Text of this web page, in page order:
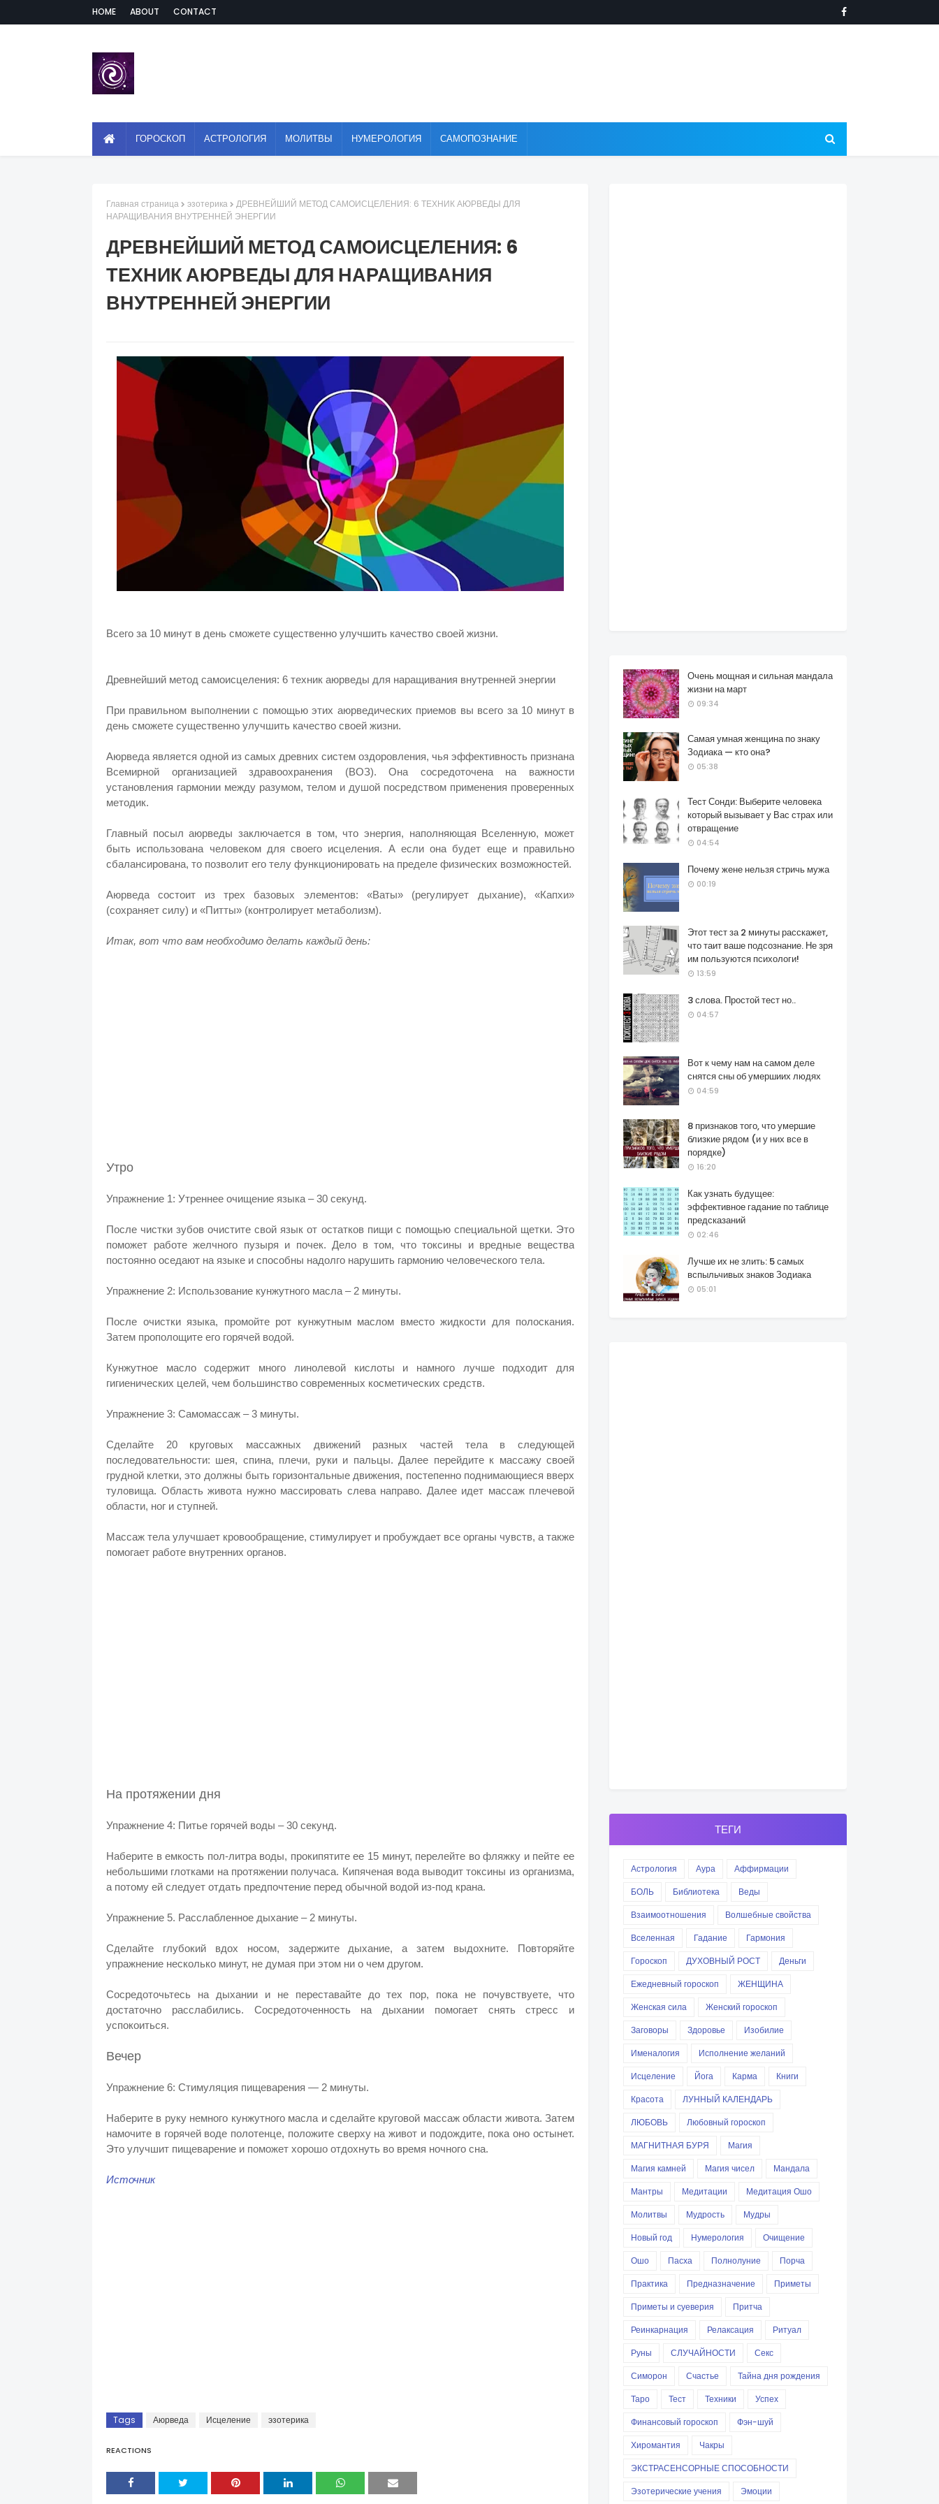
HOME ABOUT CONTACT
ГОРОСКОП АСТРОЛОГИЯ МОЛИТВЫ НУМЕРОЛОГИЯ САМОПОЗНАНИЕ
Главная страница эзотерика
ДРЕВНЕЙШИЙ МЕТОД САМОИСЦЕЛЕНИЯ: 6 ТЕХНИК АЮРВЕДЫ ДЛЯ
НАРАЩИВАНИЯ ВНУТРЕННЕЙ ЭНЕРГИИ
ДРЕВНЕЙШИЙ МЕТОД САМОИСЦЕЛЕНИЯ: 6
ТЕХНИК АЮРВЕДЫ ДЛЯ НАРАЩИВАНИЯ
ВНУТРЕННЕЙ ЭНЕРГИИ
Всего за 10 минут в день сможете существенно улучшить качество своей жизни.
Древнейший метод самоисцеления: 6 техник аюрведы для наращивания внутренней энергии
При правильном выполнении с помощью этих аюрведических приемов вы всего за 10 минут в
день сможете существенно улучшить качество своей жизни.
Аюрведа является одной из самых древних систем оздоровления, чья эффективность признана
Всемирной организацией здравоохранения (ВОЗ). Она сосредоточена на важности
установления гармонии между разумом, телом и душой посредством применения проверенных
методик.
Главный посыл аюрведы заключается в том, что энергия, наполняющая Вселенную, может
быть использована человеком для своего исцеления. А если она будет еще и правильно
сбалансирована, то позволит его телу функционировать на пределе физических возможностей.
Аюрведа состоит из трех базовых элементов: «Ваты» (регулирует дыхание), «Капхи»
(сохраняет силу) и «Питты» (контролирует метаболизм).
Итак, вот что вам необходимо делать каждый день:
Утро
Упражнение 1: Утреннее очищение языка – 30 секунд.
После чистки зубов очистите свой язык от остатков пищи с помощью специальной щетки. Это
поможет работе желчного пузыря и почек. Дело в том, что токсины и вредные вещества
постоянно оседают на языке и способны надолго нарушить гармонию человеческого тела.
Упражнение 2: Использование кунжутного масла – 2 минуты.
После очистки языка, промойте рот кунжутным маслом вместо жидкости для полоскания.
Затем прополощите его горячей водой.
Кунжутное масло содержит много линолевой кислоты и намного лучше подходит для
гигиенических целей, чем большинство современных косметических средств.
Упражнение 3: Самомассаж – 3 минуты.
Сделайте 20 круговых массажных движений разных частей тела в следующей
последовательности: шея, спина, плечи, руки и пальцы. Далее перейдите к массажу своей
грудной клетки, это должны быть горизонтальные движения, постепенно поднимающиеся вверх
туловища. Область живота нужно массировать слева направо. Далее идет массаж плечевой
области, ног и ступней.
Массаж тела улучшает кровообращение, стимулирует и пробуждает все органы чувств, а также
помогает работе внутренних органов.
На протяжении дня
Упражнение 4: Питье горячей воды – 30 секунд.
Наберите в емкость пол-литра воды, прокипятите ее 15 минут, перелейте во фляжку и пейте ее
небольшими глотками на протяжении получаса. Кипяченая вода выводит токсины из организма,
а потому ей следует отдать предпочтение перед обычной водой из-под крана.
Упражнение 5. Расслабленное дыхание – 2 минуты.
Сделайте глубокий вдох носом, задержите дыхание, а затем выдохните. Повторяйте
упражнение несколько минут, не думая при этом ни о чем другом.
Сосредоточьтесь на дыхании и не переставайте до тех пор, пока не почувствуете, что
достаточно расслабились. Сосредоточенность на дыхании помогает снять стресс и
успокоиться.
Вечер
Упражнение 6: Стимуляция пищеварения — 2 минуты.
Наберите в руку немного кунжутного масла и сделайте круговой массаж области живота. Затем
намочите в горячей воде полотенце, положите сверху на живот и подождите, пока оно остынет.
Это улучшит пищеварение и поможет хорошо отдохнуть во время ночного сна.
Источник
Tags Аюрведа Исцеление эзотерика
REACTIONS
Очень мощная и сильная мандала
жизни на март
09:34
Самая умная женщина по знаку
Зодиака — кто она?
05:38
Тест Сонди: Выберите человека
который вызывает у Вас страх или
отвращение
04:54
Почему жене нельзя стричь мужа
00:19
Этот тест за 2 минуты расскажет,
что таит ваше подсознание. Не зря
им пользуются психологи!
13:59
3 слова. Простой тест но..
04:57
Вот к чему нам на самом деле
снятся сны об умершиих людях
04:59
8 признаков того, что умершие
близкие рядом (и у них все в
порядке)
16:20
Как узнать будущее:
эффективное гадание по таблице
предсказаний
02:46
Лучше их не злить: 5 самых
вспыльчивых знаков Зодиака
05:01
ТЕГИ
Астрология Аура
Аффирмации
БОЛЬ
Библиотека
Веды
Взаимоотношения
Волшебные свойства
Вселенная
Гадание
Гармония
Гороскоп
ДУХОВНЫЙ РОСТ
Деньги
Ежедневный гороскоп
ЖЕНЩИНА
Женская сила
Женский гороскоп
Заговоры
Здоровье
Изобилие
Именалогия
Исполнение желаний
Исцеление
Йога Карма
Книги
Красота
ЛУННЫЙ КАЛЕНДАРЬ
ЛЮБОВЬ
Любовный гороскоп
МАГНИТНАЯ БУРЯ
Магия
Магия камней
Магия чисел
Мандала
Мантры
Медитации
Медитация Ошо
Молитвы
Мудрость
Мудры
Новый год
Нумерология
Очищение
Ошо
Пасха Полнолуние
Порча
Практика
Предназначение
Приметы
Приметы и суеверия
Притча
Реинкарнация
Релаксация
Ритуал
Руны
СЛУЧАЙНОСТИ
Секс
Симорон
Счастье
Тайна дня рождения
Таро
Тест Техники
Успех
Финансовый гороскоп
Фэн-шуй
Хиромантия
Чакры
ЭКСТРАСЕНСОРНЫЕ СПОСОБНОСТИ
Эзотерические учения
Эмоции